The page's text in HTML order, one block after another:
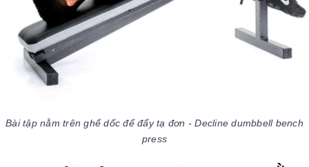
Bài tập nằm trên ghế dốc để đẩy tạ đơn - Decline dumbbell bench
press